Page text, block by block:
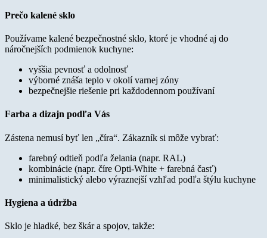
Prečo kalené sklo
Používame kalené bezpečnostné sklo, ktoré je vhodné aj do
náročnejších podmienok kuchyne:
vyššia pevnosť a odolnosť
výborné znáša teplo v okolí varnej zóny
bezpečnejšie riešenie pri každodennom používaní
Farba a dizajn podľa Vás
Zástena nemusí byť len „číra“. Zákazník si môže vybrať:
farebný odtieň podľa želania (napr. RAL)
kombinácie (napr. číre Opti-White + farebná časť)
minimalistický alebo výraznejší vzhľad podľa štýlu kuchyne
Hygiena a údržba
Sklo je hladké, bez škár a spojov, takže: